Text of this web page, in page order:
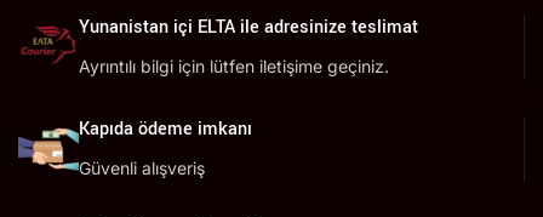
Yunanistan içi ELTA ile adresinize teslimat
Ayrıntılı bilgi için lütfen iletişime geçiniz.
Kapıda ödeme imkanı
Güvenli alışveriş